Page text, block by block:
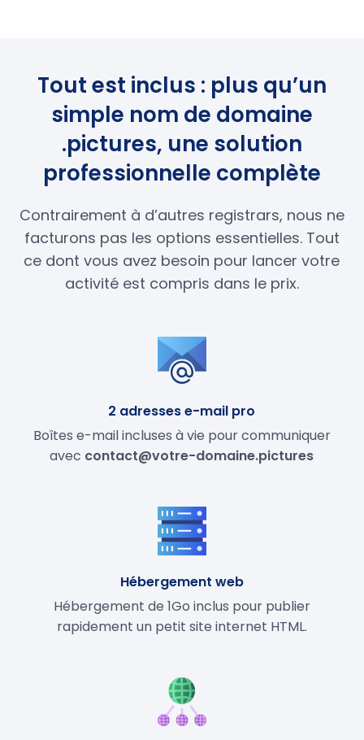
Tout est inclus : plus qu’un
simple nom de domaine
.pictures, une solution
professionnelle complète
Contrairement à d’autres registrars, nous ne
facturons pas les options essentielles. Tout
ce dont vous avez besoin pour lancer votre
activité est compris dans le prix.
2 adresses e-mail pro
Boîtes e-mail incluses à vie pour communiquer
avec contact@votre-domaine.pictures
Hébergement web
Hébergement de 1Go inclus pour publier
rapidement un petit site internet HTML.